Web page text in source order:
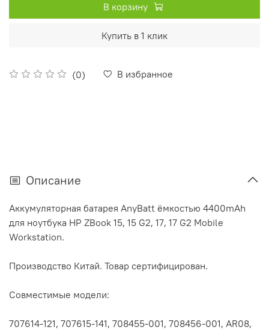
(0) В избранное
В корзину
Купить в 1 клик
Описание
Аккумуляторная батарея AnyBatt ёмкостью 4400mAh
для ноутбука HP ZBook 15, 15 G2, 17, 17 G2 Mobile
Workstation.
Производство Китай. Товар сертифицирован.
Совместимые модели:
707614-121, 707615-141, 708455-001, 708456-001, AR08,